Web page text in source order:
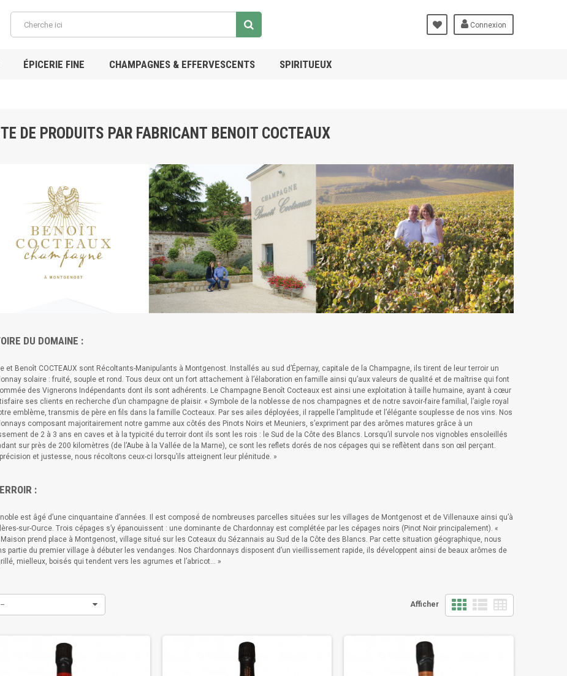
Connexion
ÉPICERIE FINE CHAMPAGNES & EFFERVESCENTS SPIRITUEUX
DE PRODUITS PAR FABRICANT BENOIT COCTEAUX
DU DOMAINE :
et Benoît COCTEAUX sont Récoltants-Manipulants à Montgenost. Installés au sud d’Épernay, capitale de la Champagne, ils tirent de leur terroir un
solaire : fruité, souple et rond. Tous deux ont un fort attachement à l’élaboration en famille ainsi qu’aux valeurs de qualité et de maîtrise qui font
des Vignerons Indépendants dont ils sont adhérents. Le Champagne Benoît Cocteaux est ainsi une exploitation à taille humaine, ayant à cœur
ses clients en recherche d’un champagne de plaisir. « Symbole de la noblesse de nos champagnes et de notre savoir-faire familial, l’aigle royal
emblème, transmis de père en fils dans la famille Cocteaux. Par ses ailes déployées, il rappelle l’amplitude et l’élégante souplesse de nos vins. Nos
composant majoritairement notre gamme aux côtés des Pinots Noirs et Meuniers, s’expriment par des arômes matures grâce à un
de 2 à 3 ans en caves et à la typicité du terroir dont ils sont les rois : le Sud de la Côte des Blancs. Lorsqu’il survole nos vignobles ensoleillés
sur près de 200 kilomètres (de l’Aube à la Vallée de la Marne), ce sont les reflets dorés de nos cépages qui se reflètent dans son œil perçant.
et justesse, nous récoltons ceux-ci lorsqu’ils atteignent leur plénitude. »
:
est âgé d’une cinquantaine d’années. Il est composé de nombreuses parcelles situées sur les villages de Montgenost et de Villenauxe ainsi qu’à
sur-Ource. Trois cépages s’y épanouissent : une dominante de Chardonnay est complétée par les cépages noirs (Pinot Noir principalement). «
Maison prend place à Montgenost, village situé sur les Coteaux du Sézannais au Sud de la Côte des Blancs. Par cette situation géographique, nous
partie du premier village à débuter les vendanges. Nos Chardonnays disposent d’un vieillissement rapide, ils développent ainsi de beaux arômes de
mielleux, boisés qui tendent vers les agrumes et l’abricot… »
Afficher
--